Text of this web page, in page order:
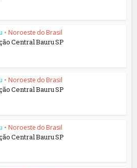
• Noroeste do Brasil
Central Bauru SP
• Noroeste do Brasil
Central Bauru SP
• Noroeste do Brasil
Central Bauru SP